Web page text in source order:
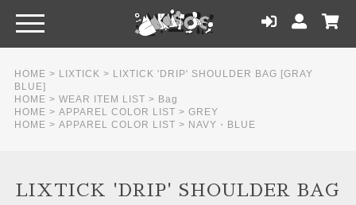
HOME > LIXTICK > LIXTICK 'DRIP' SHOULDER BAG [GRAY
BLUE]
HOME > WEAR ITEM LIST > Bag
HOME > APPAREL COLOR LIST > GREY
HOME > APPAREL COLOR LIST > NAVY・BLUE
LIXTICK 'DRIP' SHOULDER BAG